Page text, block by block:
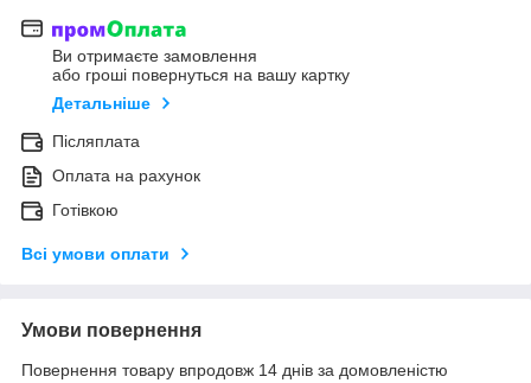
Ви отримаєте замовлення
або гроші повернуться на вашу картку
Детальніше
Післяплата
Оплата на рахунок
Готівкою
Всі умови оплати
Умови повернення
Повернення товару впродовж 14 днів за домовленістю